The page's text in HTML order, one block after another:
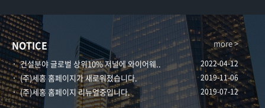
NOTICE
more >
건설분야 글로벌 상위10% 저널에 와이어웨..
2022-04-12
(주)세홍 홈페이지가 새로워졌습니다. 2019-11-06
(주)세홍 홈페이지 리뉴얼중입니다. 2019-07-12